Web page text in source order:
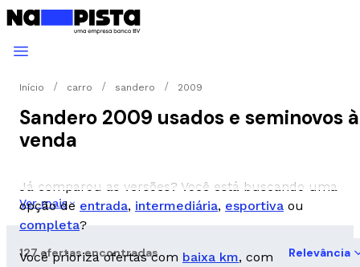
Início carro sandero 2009
Sandero 2009 usados e seminovos à
venda
Já comparou as versões? Você está buscando uma
opção de entrada, intermediária, esportiva ou
completa?
Você prioriza ofertas com baixa km, com
Ver mais
127 ofertas encontradas Relevância